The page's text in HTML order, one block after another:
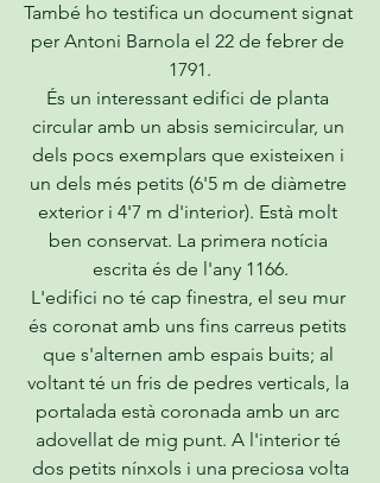
També ho testifica un document signat
per Antoni Barnola el 22 de febrer de
1791.
És un interessant edifici de planta
circular amb un absis semicircular, un
dels pocs exemplars que existeixen i
un dels més petits (6'5 m de diàmetre
exterior i 4'7 m d'interior). Està molt
ben conservat. La primera notícia
escrita és de l'any 1166.
L'edifici no té cap finestra, el seu mur
és coronat amb uns fins carreus petits
que s'alternen amb espais buits; al
voltant té un fris de pedres verticals, la
portalada està coronada amb un arc
adovellat de mig punt. A l'interior té
dos petits nínxols i una preciosa volta